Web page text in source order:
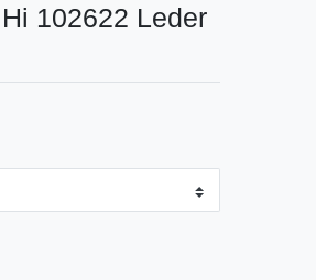
102622 Leder